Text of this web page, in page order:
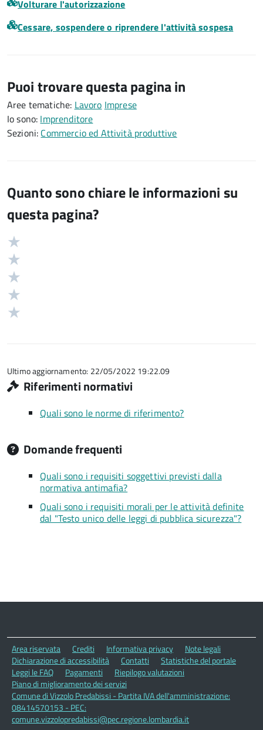
Volturare l'autorizzazione
Cessare, sospendere o riprendere l'attività sospesa
Puoi trovare questa pagina in
Aree tematiche: Lavoro Imprese
Io sono: Imprenditore
Sezioni: Commercio ed Attività produttive
Quanto sono chiare le informazioni su
questa pagina?
Valutazione
5
Ultimo aggiornamento: 22/05/2022 19:22.09
Riferimenti normativi
Quali sono le norme di riferimento?
Domande frequenti
Quali sono i requisiti soggettivi previsti dalla
normativa antimafia?
Quali sono i requisiti morali per le attività definite
dal "Testo unico delle leggi di pubblica sicurezza"?
Area riservata Crediti Informativa privacy
Note legali
Dichiarazione di accessibilità
Contatti
Statistiche del portale
Leggi le FAQ
Pagamenti
Riepilogo valutazioni
Piano di miglioramento dei servizi
Comune di Vizzolo Predabissi - Partita IVA dell'amministrazione:
08414570153 - PEC:
comune.vizzolopredabissi@pec.regione.lombardia.it